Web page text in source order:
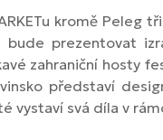
kromě
prezentovat
zahraniční hosty
představí
vystaví svá díla v